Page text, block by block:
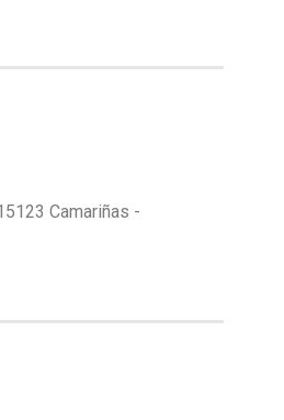
Camariñas -